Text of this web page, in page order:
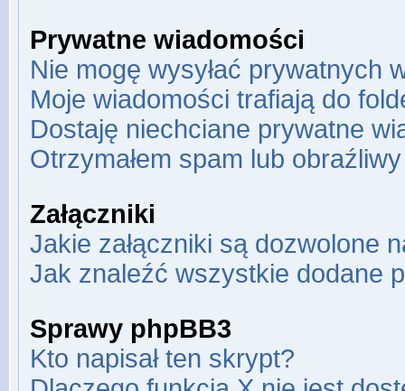
Prywatne wiadomości
Nie mogę wysyłać prywatnych
Moje wiadomości trafiają do
Dostaję niechciane prywatne
Otrzymałem spam lub
Załączniki
Jakie załączniki są dozwolone
Jak znaleźć wszystkie dodane
Sprawy phpBB3
Kto napisał ten skrypt?